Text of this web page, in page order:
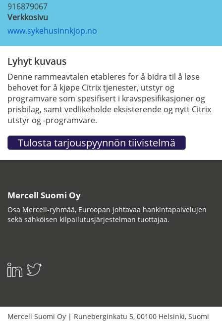
916879067
Verkkosivu
www.sykehusinnkjop.no
Lyhyt kuvaus
Denne rammeavtalen etableres for å bidra til å løse
behovet for å kjøpe Citrix tjenester, utstyr og
programvare som spesifisert i kravspesifikasjoner og
prisbilag, samt vedlikeholde eksisterende og nytt Citrix
utstyr og -programvare.
Mercell Suomi Oy
Osa Mercell-ryhmää, Euroopan johtavaa hankintapalvelujen
sekä sähköisen kilpailutusjärjestelman tuottajaa.
Mercell Suomi Oy | Runeberginkatu 5, 00100 Helsinki, Suomi